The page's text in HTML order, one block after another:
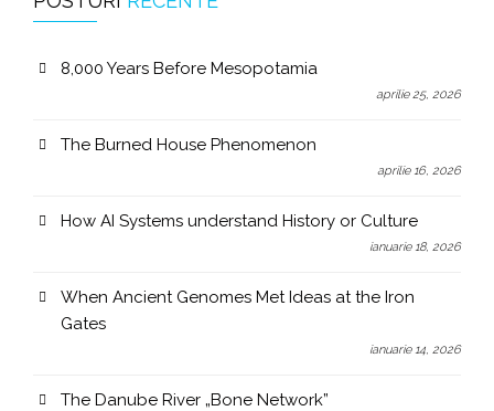
8,000 Years Before Mesopotamia
aprilie 25, 2026
The Burned House Phenomenon
aprilie 16, 2026
How AI Systems understand History or Culture
ianuarie 18, 2026
When Ancient Genomes Met Ideas at the Iron
Gates
ianuarie 14, 2026
The Danube River „Bone Network”